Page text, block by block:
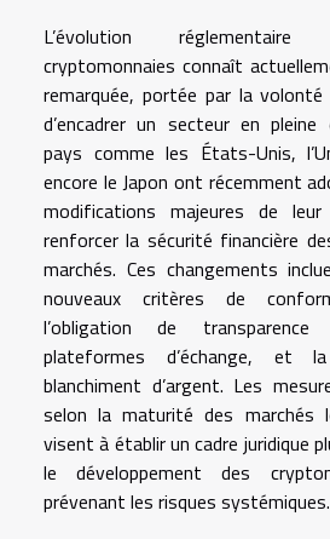
L’évolution
cryptomonnaies connaît
remarquée, portée par la
d’encadrer un secteur en pleine
pays comme les États-Unis,
encore le Japon ont récemment
modifications majeures de
renforcer la sécurité financière
marchés. Ces changements
nouveaux critères de
l’obligation de
plateformes d’échange,
blanchiment d’argent. Les
selon la maturité des marchés
visent à établir un cadre juridique
le développement des
prévenant les risques systémiques.